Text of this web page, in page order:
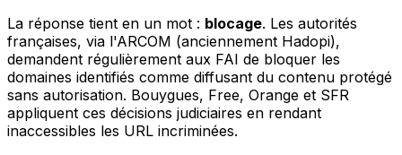
La réponse tient en un mot : blocage. Les autorités
françaises, via l'ARCOM (anciennement Hadopi),
demandent régulièrement aux FAI de bloquer les
domaines identifiés comme diffusant du contenu protégé
sans autorisation. Bouygues, Free, Orange et SFR
appliquent ces décisions judiciaires en rendant
inaccessibles les URL incriminées.